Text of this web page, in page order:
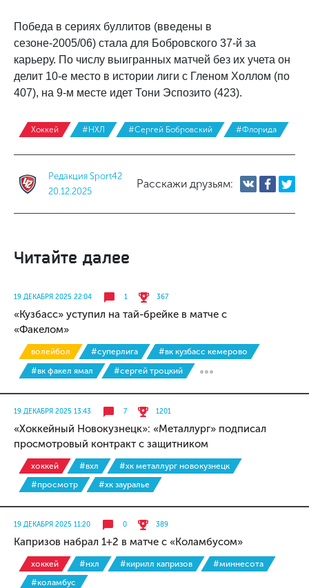
Победа в сериях буллитов (введены в
сезоне-2005/06) стала для Бобровского 37-й за
карьеру. По числу выигранных матчей без их учета он
делит 10-е место в истории лиги с Гленом Холлом (по
407), на 9-м месте идет Тони Эспозито (423).
Хоккей #НХЛ #Сергей Бобровский #Флорида
Редакция Sport42
20.12.2025
Расскажи друзьям:
Читайте далее
19 ДЕКАБРЯ 2025 22:04 1 367
«Кузбасс» уступил на тай-брейке в матче с
«Факелом»
волейбол #суперлига
#вк кузбасс кемерово
#вк факел ямал
#сергей троцкий
19 ДЕКАБРЯ 2025 13:43 7 1201
«Хоккейный Новокузнецк»: «Металлург» подписал
просмотровый контракт с защитником
хоккей #вхл
#хк металлург новокузнецк
#просмотр
#хк зауралье
19 ДЕКАБРЯ 2025 11:20 0 389
Капризов набрал 1+2 в матче с «Коламбусом»
хоккей #нхл #кирилл капризов
#миннесота
#коламбус